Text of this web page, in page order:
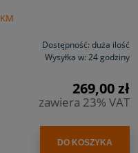
Dostępność: duża ilość
Wysyłka w: 24 godziny
269,00 zł
zawiera 23% VAT
DO KOSZYKA